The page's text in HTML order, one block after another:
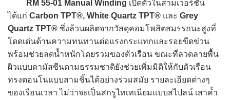
RM 55-01 Manual Winding เปิดตัวในสามเวอร์ชัน
ได้แก่ Carbon TPT®, White Quartz TPT® และ Grey
Quartz TPT® ซึ่งล้วนผลิตจากวัสดุคอมโพสิตสมรรถนะสูงที่
โดดเด่นด้านความทนทานต่อแรงกระแทกและรอยขีดข่วน
พร้อมช่วยลดน้ำหนักโดยรวมของตัวเรือน ขณะที่ลวดลายพื้น
ผิวแบบดามัสซีนตามธรรมชาติยังช่วยเพิ่มมิติให้กับตัวเรือน
ทรงตอนโนแบบสามชิ้นได้อย่างร่วมสมัย รายละเอียดต่างๆ
ของเรือนเวลา ไม่ว่าจะเป็นสกรูไทเทเนียมแบบสไปลน์ เสาค้ำ